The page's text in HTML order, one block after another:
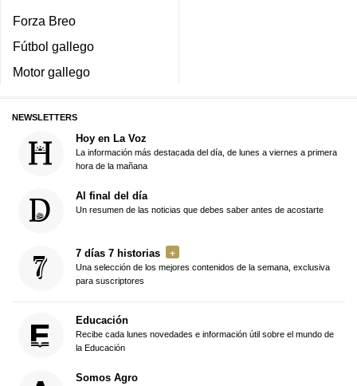
Forza Breo
Fútbol gallego
Motor gallego
NEWSLETTERS
Hoy en La Voz
La información más destacada del día, de lunes a viernes a primera
hora de la mañana
Al final del día
Un resumen de las noticias que debes saber antes de acostarte
7 días 7 historias
Una selección de los mejores contenidos de la semana, exclusiva
para suscriptores
Educación
Recibe cada lunes novedades e información útil sobre el mundo de
la Educación
Somos Agro